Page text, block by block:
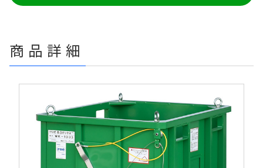
商品詳細